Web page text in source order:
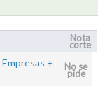
Nota
corte
+
No se
pide